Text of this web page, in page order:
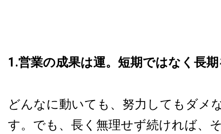
1.営業の成果は運。短期ではなく長
どんなに動いても、努力してもダメ
す。でも、長く無理せず続ければ、